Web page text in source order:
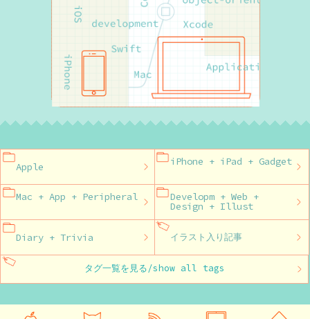
Apple iPhone + iPad + Gadget
Mac + App + Peripheral Developm + Web +
Design + Illust
Diary + Trivia イラスト入り記事
タグ一覧を見る/show all tags